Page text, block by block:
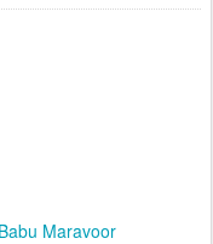
Babu Maravoor